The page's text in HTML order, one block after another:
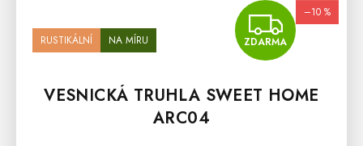
RUSTIKÁLNÍ NA MÍRU ZDARMA
–10 %
VESNICKÁ TRUHLA SWEET HOME
ARC04